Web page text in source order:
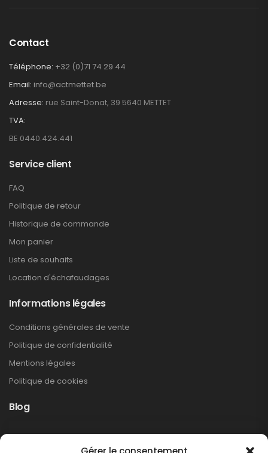
Contact
Téléphone: +32 (0)71 74 29 44
Email: info@actmettet.be
Adresse: rue Saint-Donat, 39 5640 METTET
TVA:
BE 0440.424.441
Service client
FAQ
Politique de retour
Historique de commande
Mon panier
Liste de souhaits
Location d'échafaudages
Informations légales
Conditions générales de vente
Politique de confidentialité
Mentions légales
Politique de cookies
Blog